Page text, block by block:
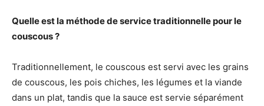
Quelle est la méthode de service traditionnelle pour le
couscous ?
Traditionnellement, le couscous est servi avec les grains
de couscous, les pois chiches, les légumes et la viande
dans un plat, tandis que la sauce est servie séparément